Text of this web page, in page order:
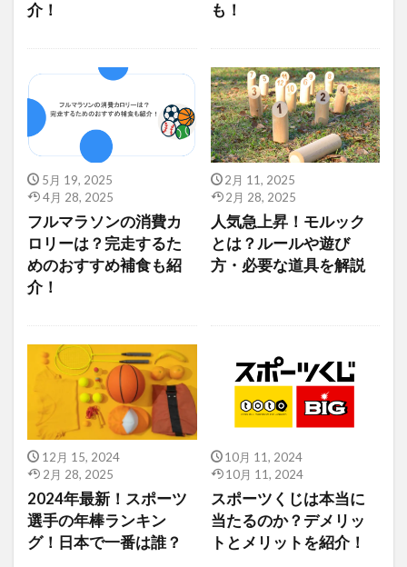
介！
も！
5月 19, 2025
4月 28, 2025
フルマラソンの消費カ
ロリーは？完走するた
めのおすすめ補食も紹
介！
2月 11, 2025
2月 28, 2025
人気急上昇！モルック
とは？ルールや遊び
方・必要な道具を解説
12月 15, 2024
2月 28, 2025
2024年最新！スポーツ
選手の年棒ランキン
グ！日本で一番は誰？
10月 11, 2024
10月 11, 2024
スポーツくじは本当に
当たるのか？デメリッ
トとメリットを紹介！